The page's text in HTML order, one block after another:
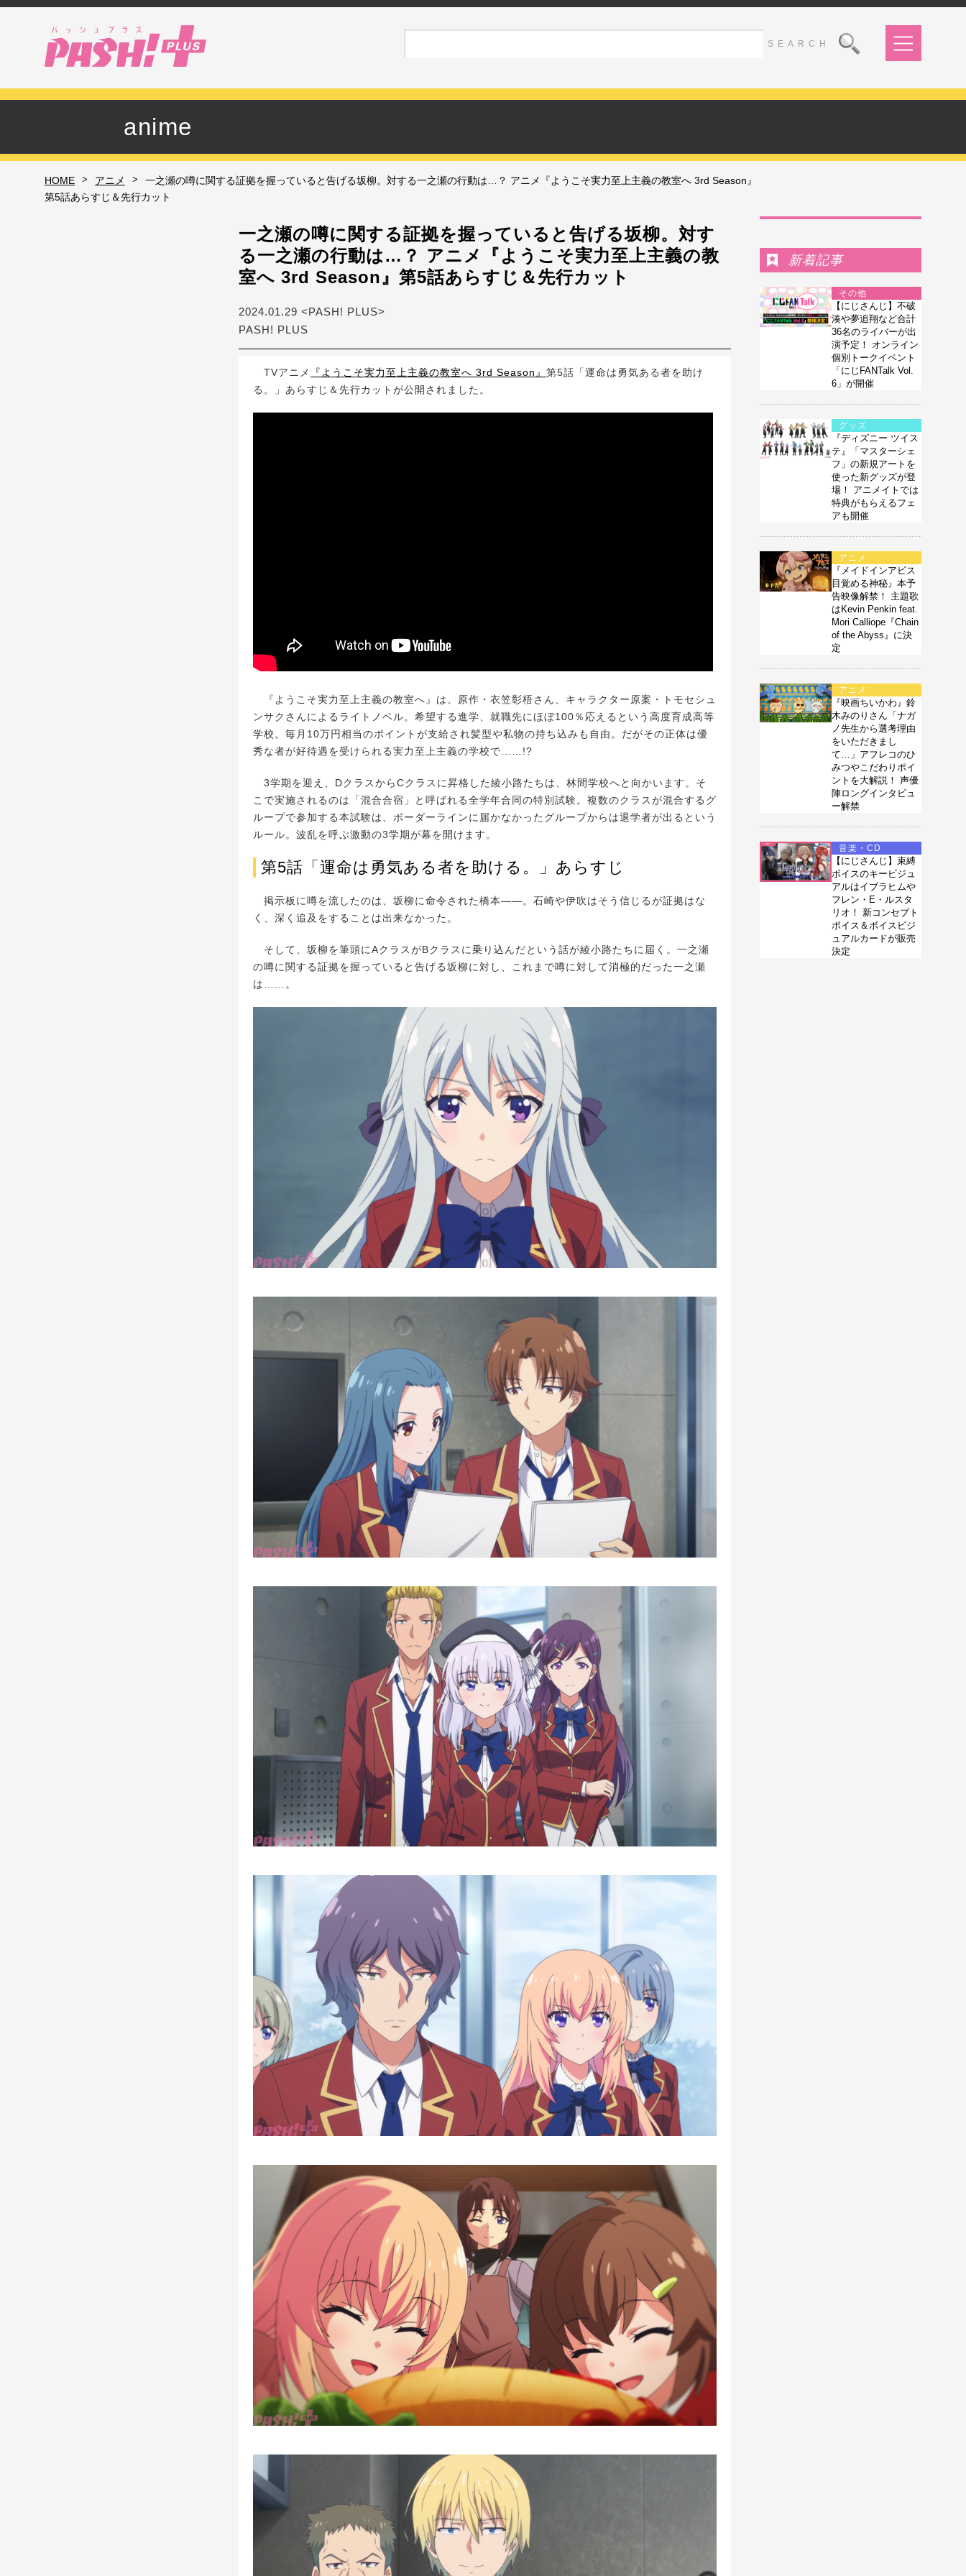
anime
HOME > アニメ >
一之瀬の噂に関する証拠を握っていると告げる坂柳。対する一之瀬の行動は…？ アニメ『ようこそ実力至上主義の教室へ 3rd Season』
第5話あらすじ＆先行カット
一之瀬の噂に関する証拠を握っていると告げる坂柳。対す
る一之瀬の行動は…？ アニメ『ようこそ実力至上主義の教
室へ 3rd Season』第5話あらすじ＆先行カット
2024.01.29 <PASH! PLUS>
PASH! PLUS
TVアニメ 『ようこそ実力至上主義の教室へ 3rd Season』 第5話「運命は勇気ある者を助け
る。」あらすじ＆先行カットが公開されました。
『ようこそ実力至上主義の教室へ』は、原作・衣笠彰梧さん、キャラクター原案・トモセシュ
ンサクさんによるライトノベル。希望する進学、就職先にほぼ100％応えるという高度育成高等
学校。毎月10万円相当のポイントが支給され髪型や私物の持ち込みも自由。だがその正体は優
秀な者が好待遇を受けられる実力至上主義の学校で……!?
3学期を迎え、DクラスからCクラスに昇格した綾小路たちは、林間学校へと向かいます。そ
こで実施されるのは「混合合宿」と呼ばれる全学年合同の特別試験。複数のクラスが混合するグ
ループで参加する本試験は、ボーダーラインに届かなかったグループからは退学者が出るという
ルール。波乱を呼ぶ激動の3学期が幕を開けます。
第5話「運命は勇気ある者を助ける。」あらすじ
掲示板に噂を流したのは、坂柳に命令された橋本――。石崎や伊吹はそう信じるが証拠はな
く、深く追及をすることは出来なかった。
そして、坂柳を筆頭にAクラスがBクラスに乗り込んだという話が綾小路たちに届く。一之瀬
の噂に関する証拠を握っていると告げる坂柳に対し、これまで噂に対して消極的だった一之瀬
は……。
新着記事
その他
【にじさんじ】不破
湊や夢追翔など合計
36名のライバーが出
演予定！ オンライン
個別トークイベント
「にじFANTalk Vol.
6」が開催
グッズ
『ディズニー ツイス
テ』「マスターシェ
フ」の新規アートを
使った新グッズが登
場！ アニメイトでは
特典がもらえるフェ
アも開催
アニメ
『メイドインアビス
目覚める神秘』本予
告映像解禁！ 主題歌
はKevin Penkin feat.
Mori Calliope『Chain
of the Abyss』に決
定
アニメ
『映画ちいかわ』鈴
木みのりさん「ナガ
ノ先生から選考理由
をいただきまし
て…」アフレコのひ
みつやこだわりポイ
ントを大解説！ 声優
陣ロングインタビュ
ー解禁
音楽・CD
【にじさんじ】束縛
ボイスのキービジュ
アルはイブラヒムや
フレン・E・ルスタ
リオ！ 新コンセプト
ボイス＆ボイスビジ
ュアルカードが販売
決定